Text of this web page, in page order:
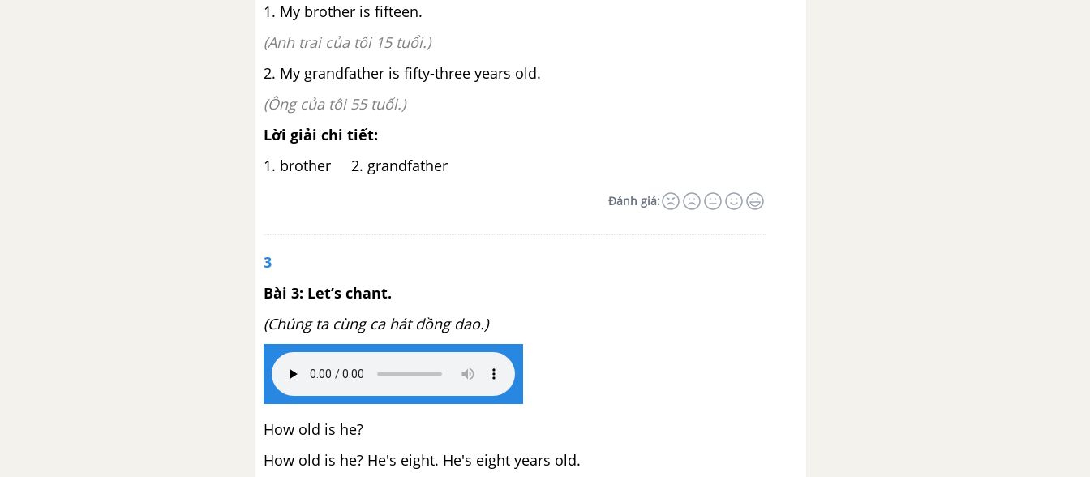
1. My brother is fifteen.
(Anh trai của tôi 15 tuổi.)
2. My grandfather is fifty-three years old.
(Ông của tôi 55 tuổi.)
Lời giải chi tiết:
1. brother 2. grandfather
Đánh giá:
3
Bài 3: Let’s chant.
(Chúng ta cùng ca hát đồng dao.)
How old is he?
How old is he? He's eight. He's eight years old.